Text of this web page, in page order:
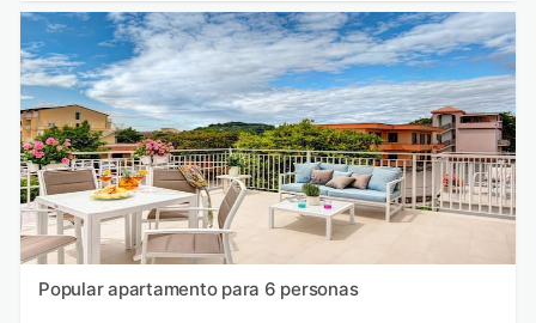
Popular apartamento para 6 personas